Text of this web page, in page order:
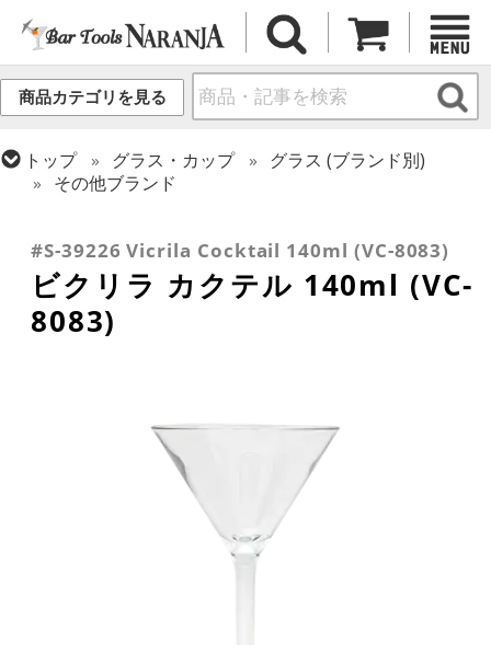
商品カテゴリを見る
トップ グラス・カップ
グラス (ブランド別)
その他ブランド
カクテルグラス (全サイズ)
#S-39226 Vicrila Cocktail 140ml (VC-8083)
ビクリラ カクテル 140ml (VC-
8083)